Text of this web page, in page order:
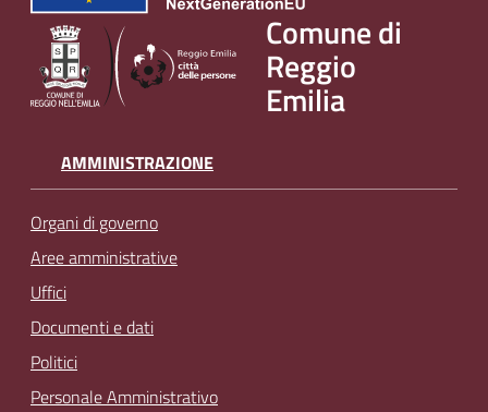
n
Seguici
su
Comune di
Reggio
Emilia
AMMINISTRAZIONE
Organi di governo
Aree amministrative
Uffici
Documenti e dati
Politici
Personale Amministrativo